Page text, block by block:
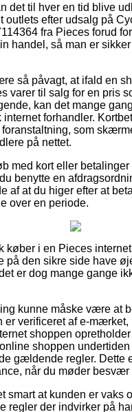
det til hver en tid blive
outlets efter udsalg på
fra Pieces forud
handel, så man er
så påvagt, at ifald en
varer til salg for en pris
kan det mange
forhandler.
foranstaltning, som
på nettet.
med kort eller betalinger
benytte en
af at du higer efter at
over en periode.
køber i en Pieces
på den sikre side have
er dog mange gange
kunne måske være at
er verificeret af e-
shoppen
shoppen
gældende regler. Dette
når du møder besvær
smart at kunden er vaks
regler der indvirker på